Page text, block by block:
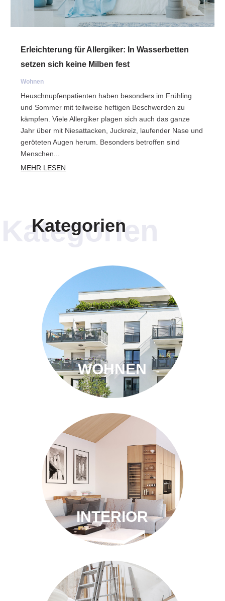
Erleichterung für Allergiker: In Wasserbetten
setzen sich keine Milben fest
Wohnen
Heuschnupfenpatienten haben besonders im Frühling
und Sommer mit teilweise heftigen Beschwerden zu
kämpfen. Viele Allergiker plagen sich auch das ganze
Jahr über mit Niesattacken, Juckreiz, laufender Nase und
geröteten Augen herum. Besonders betroffen sind
Menschen...
MEHR LESEN
Kategorien
Kategorien
WOHNEN
INTERIOR